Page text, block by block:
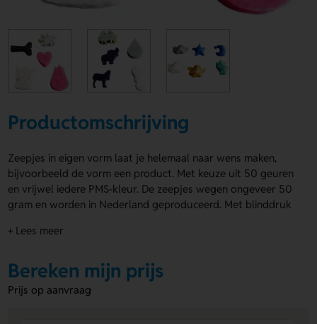
Productomschrijving
Zeepjes in eigen vorm laat je helemaal naar wens maken,
bijvoorbeeld de vorm een product. Met keuze uit 50 geuren
en vrijwel iedere PMS-kleur. De zeepjes wegen ongeveer 50
gram en worden in Nederland geproduceerd. Met blinddruk
contact opnemen met onze verkoopafdeling.
Voordelen van de zeepjes in eigen vorm
Ruime keuze in geuren:
Selecteer uit maar liefst 50
+ Lees meer
Bereken mijn prijs
Prijs op aanvraag